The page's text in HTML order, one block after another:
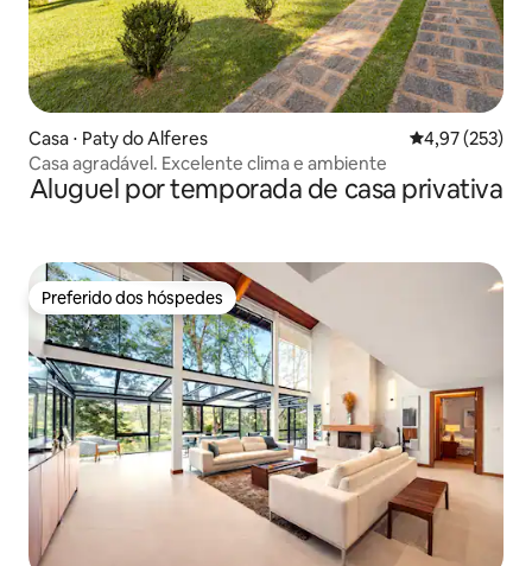
Casa ⋅ Paty do Alferes 4,97 de uma
4,97 (253)
Casa agradável. Excelente clima e ambiente
Aluguel por temporada de casa privativa
Preferido dos hóspedes
Preferido dos hóspedes